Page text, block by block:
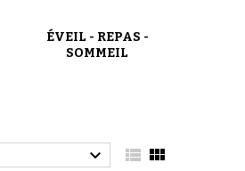
ÉVEIL - REPAS -
SOMMEIL
  